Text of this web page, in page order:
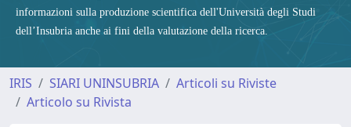
informazioni sulla produzione scientifica dell'Università degli Studi
dell’Insubria anche ai fini della valutazione della ricerca.
IRIS SIARI UNINSUBRIA
Articoli su Riviste
Articolo su Rivista